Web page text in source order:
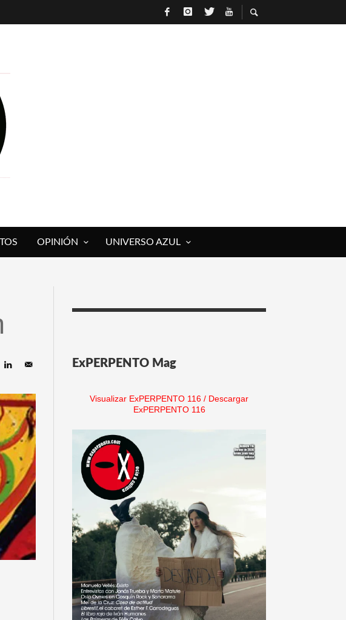
TOLCACHIR
OPINIÓN UNIVERSO AZUL
ExPERPENTO Mag
Visualizar ExPERPENTO 116 / Descargar
ExPERPENTO 116